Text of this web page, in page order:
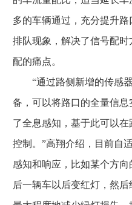
多的车辆通过，充分提升
排队现象，解决了信号配
配的痛点。
“通过路侧新增的传感器
备，可以将路口的全量信
了全息感知，基于此可以
控制。”高翔介绍，目前自
感知和响应，比如某个方
后一辆车以后变红灯，然